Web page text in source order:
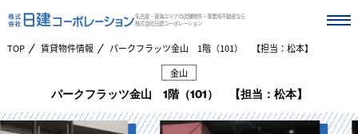
名古屋・東海エリアの店舗物件・事業用不動産なら
株式会社日建コーポレーション
TOP 賃貸物件情報
パークフラッツ金山 1階（101） 【担当：松本】
金山
パークフラッツ金山 1階（101） 【担当：松本】